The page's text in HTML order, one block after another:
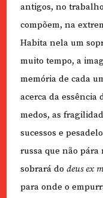
antigos, no
compõem, na
Habita nela um
muito tempo, a
memória de cada
acerca da essência
medos, as
sucessos e
russa que não
sobrará do deus ex
para onde o